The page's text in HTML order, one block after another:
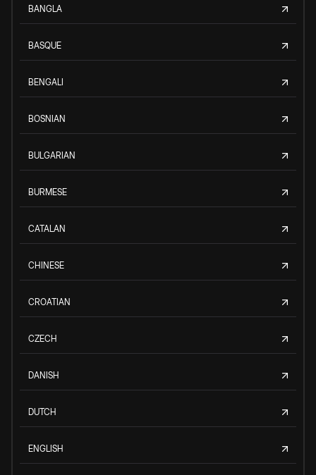
BANGLA
BASQUE
BENGALI
BOSNIAN
BULGARIAN
BURMESE
CATALAN
CHINESE
CROATIAN
CZECH
DANISH
DUTCH
ENGLISH